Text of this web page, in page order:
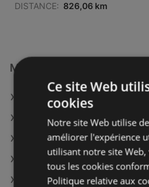
DISTANCE: 826,06 km
Magasins Le roi du matelas
Le roi du matelas à Bourg-
Le roi du matelas à
Le roi du matelas à
Le roi du matelas à Reims
Le roi du matelas à Saint-
Ce site Web
cookies
Notre site Web utilise
améliorer l'expérience
utilisant notre site Web,
tous les cookies
Politique relative aux